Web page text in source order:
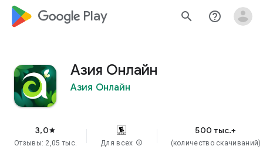
google_logo Play search help_outline
Азия Онлайн
Азия Онлайн
3,0star
Отзывы: 2,05 тыс. Для всех info
500 тыс.+
(количество скачиваний)